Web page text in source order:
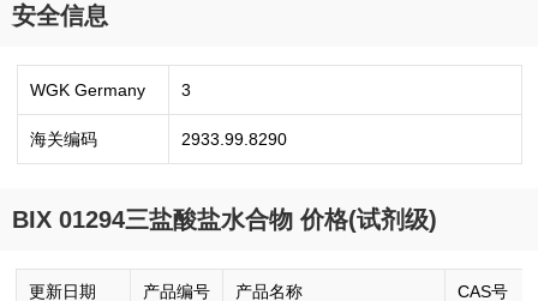
安全信息
WGK Germany 3
海关编码 2933.99.8290
BIX 01294三盐酸盐水合物 价格(试剂级)
更新日期 产品编号 产品名称 CAS号